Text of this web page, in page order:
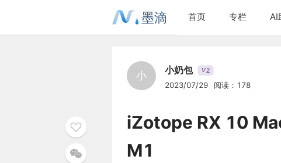
墨滴 首页 专栏 AI
小 小奶包 V2
2023/07/29 阅读：178
iZotope RX 10
M1